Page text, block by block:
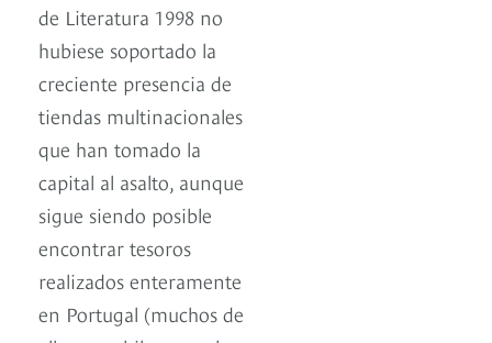
de Literatura 1998 no
hubiese soportado la
creciente presencia de
tiendas multinacionales
que han tomado la
capital al asalto, aunque
sigue siendo posible
encontrar tesoros
realizados enteramente
en Portugal (muchos de